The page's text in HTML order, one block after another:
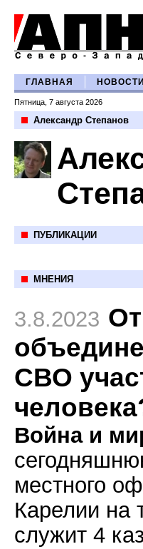
ГЛАВНАЯ НОВОСТИ
Пятница, 7 августа 2026
Александр Степанов
ПУБЛИКАЦИИ
МНЕНИЯ
3.8.2023
СВО
Война и
местного
Карелии на
служит 4